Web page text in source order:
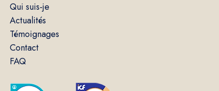
Qui suis-je
Actualités
Témoignages
Contact
FAQ